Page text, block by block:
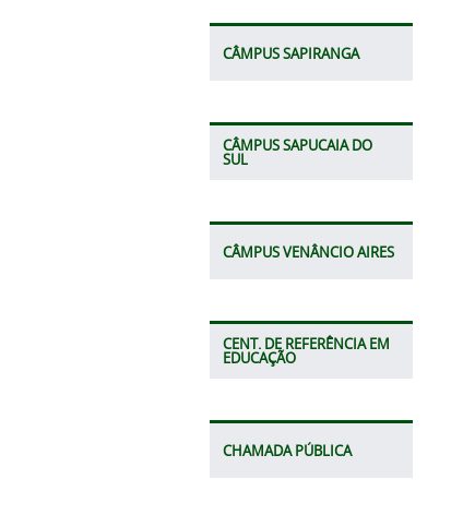
CÂMPUS SAPIRANGA
CÂMPUS SAPUCAIA DO
SUL
CÂMPUS VENÂNCIO AIRES
CENT. DE REFERÊNCIA EM
EDUCAÇÃO
CHAMADA PÚBLICA